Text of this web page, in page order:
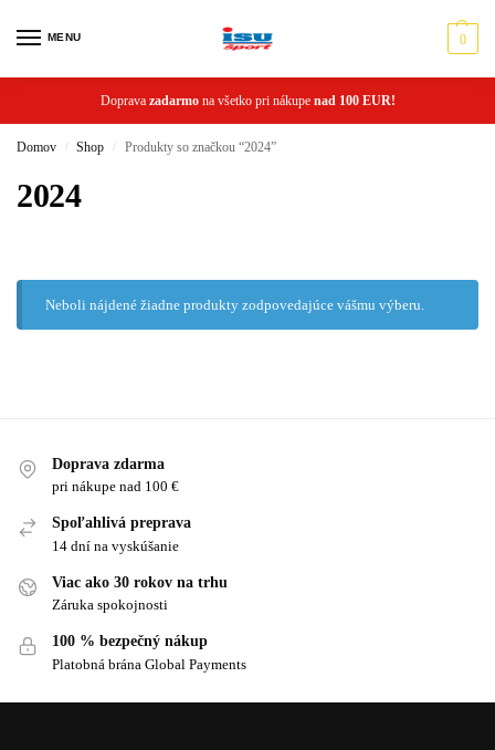
MENU 0
Doprava zadarmona všetko pri nákupe nad 100 EUR!
Domov / Shop / Produkty so značkou “2024”
2024
Neboli nájdené žiadne produkty zodpovedajúce vášmu výberu.
Doprava zdarma
pri nákupe nad 100 €
Spoľahlivá preprava
14 dní na vyskúšanie
Viac ako 30 rokov na trhu
Záruka spokojnosti
100 % bezpečný nákup
Platobná brána Global Payments